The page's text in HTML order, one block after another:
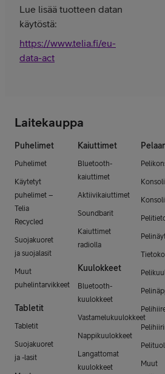
Lue lisää tuotteen datan
käytöstä:
https://www.telia.fi/eu-
data-act
Laitekauppa
Puhelimet
Puhelimet
Käytetyt
puhelimet –
Telia
Recycled
Suojakuoret
ja suojalasit
Muut
puhelintarvikkeet
Tabletit
Tabletit
Suojakuoret
ja -lasit
Kaiuttimet
Bluetooth-
kaiuttimet
Aktiivikaiuttimet
Soundbarit
Kaiuttimet
radiolla
Kuulokkeet
Bluetooth-
kuulokkeet
Vastamelukuulokkeet
Nappikuulokkeet
Langattomat
kuulokkeet
Muut